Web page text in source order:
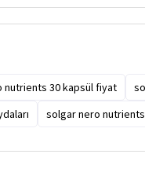
nutrients 30 kapsül fiyat
solgar nero